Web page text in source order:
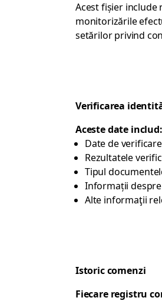
Acest fișier include
monitorizările
setărilor privind
Verificarea
Aceste date includ:
Date de
Rezultatele
Tipul
Informații
Alte informaţii
Istoric comenzi
Fiecare registru